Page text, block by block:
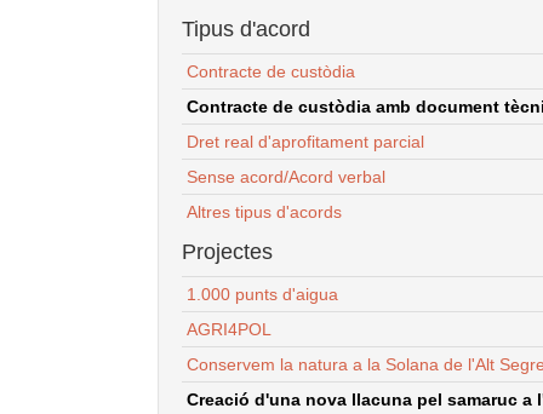
Tipus d'acord
Contracte de custòdia
Contracte de custòdia amb document
Dret real d'aprofitament parcial
Sense acord/Acord verbal
Altres tipus d'acords
Projectes
1.000 punts d'aigua
AGRI4POL
Conservem la natura a la Solana de l'Alt
Creació d'una nova llacuna pel samaruc a